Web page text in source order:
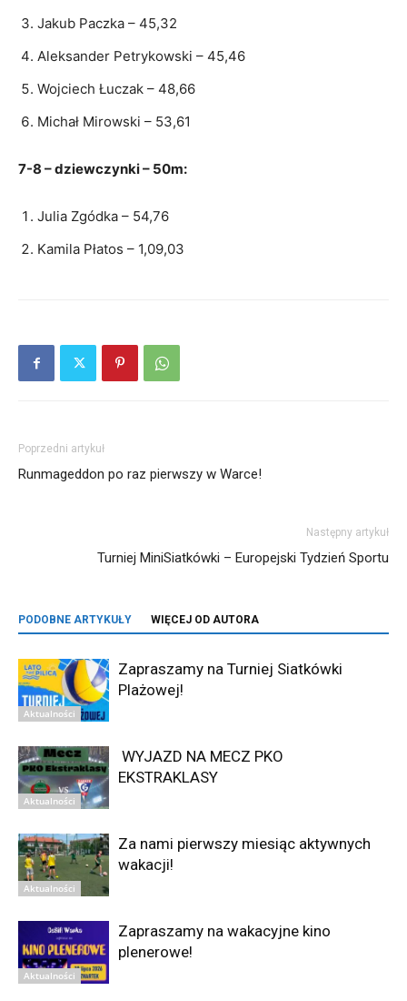
Jakub Paczka – 45,32
Aleksander Petrykowski – 45,46
Wojciech Łuczak – 48,66
Michał Mirowski – 53,61
7-8 – dziewczynki – 50m:
Julia Zgódka – 54,76
Kamila Płatos – 1,09,03
Poprzedni artykuł
Runmageddon po raz pierwszy w Warce!
Następny artykuł
Turniej MiniSiatkówki – Europejski Tydzień Sportu
PODOBNE ARTYKUŁY WIĘCEJ OD AUTORA
Aktualności
Zapraszamy na Turniej Siatkówki
Plażowej!
Aktualności
WYJAZD NA MECZ PKO
EKSTRAKLASY
Aktualności
Za nami pierwszy miesiąc aktywnych
wakacji!
Aktualności
Zapraszamy na wakacyjne kino
plenerowe!